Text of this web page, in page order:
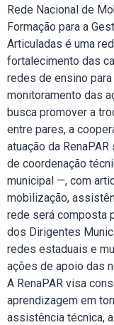
Rede Nacional de
Formação para a
Articuladas é uma
fortalecimento das
redes de ensino
monitoramento das
busca promover a
entre pares, a
atuação da
de coordenação
municipal —, com
mobilização,
rede será composta
dos Dirigentes
redes estaduais e
ações de apoio das
A RenaPAR visa
aprendizagem em
assistência técnica,